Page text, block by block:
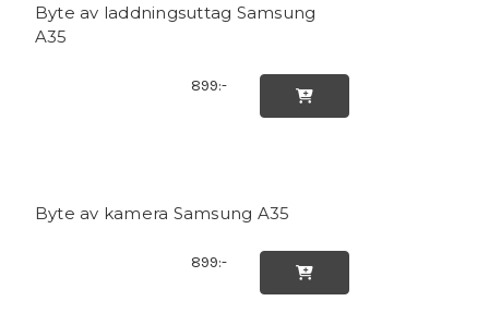
Byte av laddningsuttag Samsung
A35
899:-

Byte av kamera Samsung A35
899:-
